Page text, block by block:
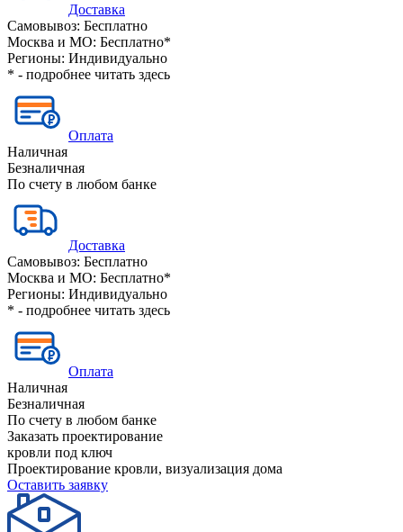
Доставка
Самовывоз: Бесплатно
Москва и МО: Бесплатно*
Регионы: Индивидуально
* - подробнее читать здесь
Оплата
Наличная
Безналичная
По счету в любом банке
Доставка
Самовывоз: Бесплатно
Москва и МО: Бесплатно*
Регионы: Индивидуально
* - подробнее читать здесь
Оплата
Наличная
Безналичная
По счету в любом банке
Заказать проектирование
кровли под ключ
Проектирование кровли, визуализация дома
Оставить заявку